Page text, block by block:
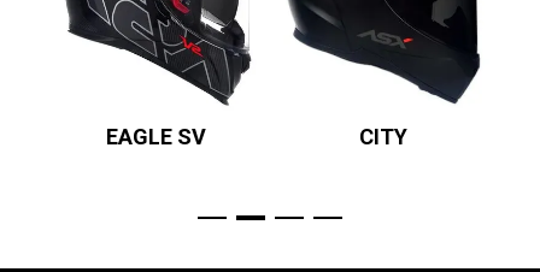
EAGLE SV CITY